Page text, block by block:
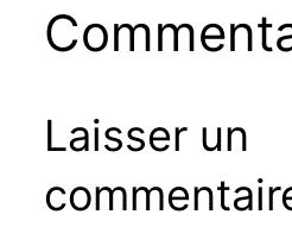
Laisser un